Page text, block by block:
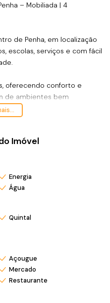
– Mobiliada | 4
de Penha, em localização
escolas, serviços e com fácil
oferecendo conforto e
de ambientes bem
iluminação natural. O
mobiliado, pronto para
para locação anual
central e
Imóvel
Energia
Água
Quintal
Açougue
Mercado
Restaurante